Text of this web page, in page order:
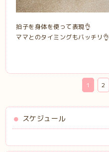
拍子を身体を使って表現👌
ママとのタイミングもバッチリ👌
1 2
スケジュール